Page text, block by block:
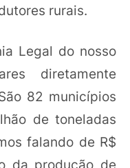
rurais.
Legal do nosso
diretamente
82 municípios
de toneladas
falando de R$
da produção de